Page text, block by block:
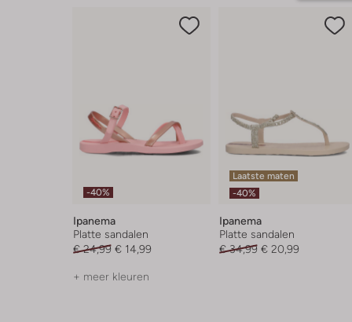
-40%
Ipanema
Platte sandalen
€ 24,99 € 14,99
+ meer kleuren
Laatste maten
-40%
Ipanema
Platte sandalen
€ 34,99 € 20,99